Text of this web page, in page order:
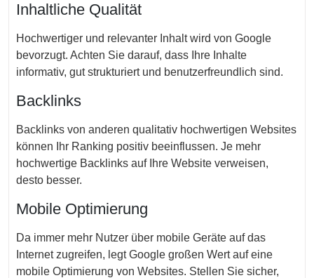
Inhaltliche Qualität
Hochwertiger und relevanter Inhalt wird von Google
bevorzugt. Achten Sie darauf, dass Ihre Inhalte
informativ, gut strukturiert und benutzerfreundlich sind.
Backlinks
Backlinks von anderen qualitativ hochwertigen Websites
können Ihr Ranking positiv beeinflussen. Je mehr
hochwertige Backlinks auf Ihre Website verweisen,
desto besser.
Mobile Optimierung
Da immer mehr Nutzer über mobile Geräte auf das
Internet zugreifen, legt Google großen Wert auf eine
mobile Optimierung von Websites. Stellen Sie sicher,